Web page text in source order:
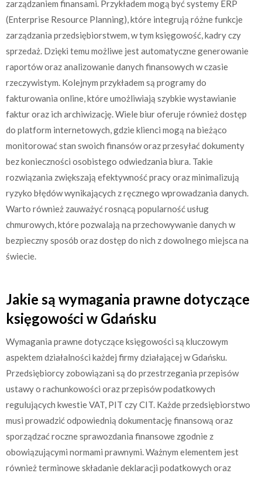
zarządzaniem finansami. Przykładem mogą być systemy ERP
(Enterprise Resource Planning), które integrują różne funkcje
zarządzania przedsiębiorstwem, w tym księgowość, kadry czy
sprzedaż. Dzięki temu możliwe jest automatyczne generowanie
raportów oraz analizowanie danych finansowych w czasie
rzeczywistym. Kolejnym przykładem są programy do
fakturowania online, które umożliwiają szybkie wystawianie
faktur oraz ich archiwizację. Wiele biur oferuje również dostęp
do platform internetowych, gdzie klienci mogą na bieżąco
monitorować stan swoich finansów oraz przesyłać dokumenty
bez konieczności osobistego odwiedzania biura. Takie
rozwiązania zwiększają efektywność pracy oraz minimalizują
ryzyko błędów wynikających z ręcznego wprowadzania danych.
Warto również zauważyć rosnącą popularność usług
chmurowych, które pozwalają na przechowywanie danych w
bezpieczny sposób oraz dostęp do nich z dowolnego miejsca na
świecie.
Jakie są wymagania prawne dotyczące
księgowości w Gdańsku
Wymagania prawne dotyczące księgowości są kluczowym
aspektem działalności każdej firmy działającej w Gdańsku.
Przedsiębiorcy zobowiązani są do przestrzegania przepisów
ustawy o rachunkowości oraz przepisów podatkowych
regulujących kwestie VAT, PIT czy CIT. Każde przedsiębiorstwo
musi prowadzić odpowiednią dokumentację finansową oraz
sporządzać roczne sprawozdania finansowe zgodnie z
obowiązującymi normami prawnymi. Ważnym elementem jest
również terminowe składanie deklaracji podatkowych oraz